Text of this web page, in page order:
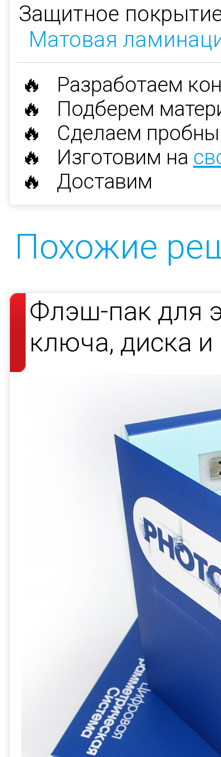
Защитное
Матовая
🔥 Разработаем
🔥 Подберем
🔥 Сделаем
🔥 Изготовим на
🔥 Доставим
Похожие
Флэш-пак для
ключа, диска